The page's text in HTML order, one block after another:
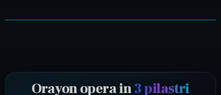
Orayon opera in3 pilastri